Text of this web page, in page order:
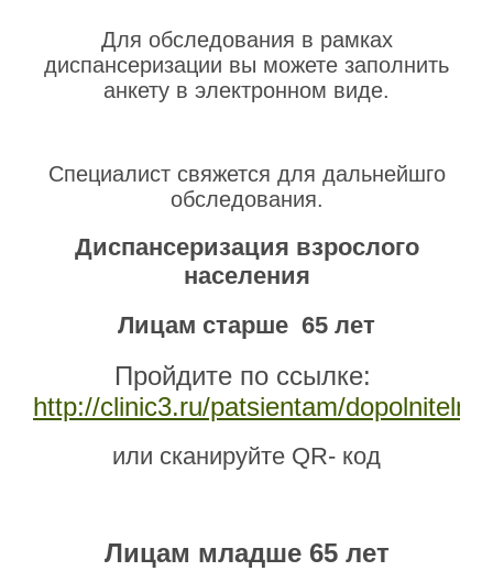
Для обследования в рамках
диспансеризации вы можете заполнить
анкету в электронном виде.
Специалист свяжется для дальнейшго
обследования.
Диспансеризация взрослого
населения
Лицам старше 65 лет
Пройдите по ссылке:
http://clinic3.ru/patsientam/
или сканируйте QR- код
Лицам младше 65 лет